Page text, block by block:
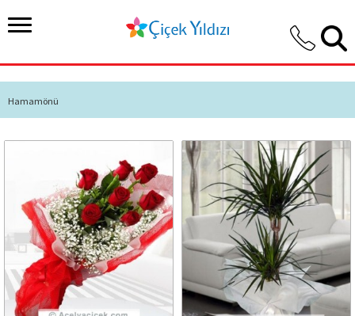
Hamamönü